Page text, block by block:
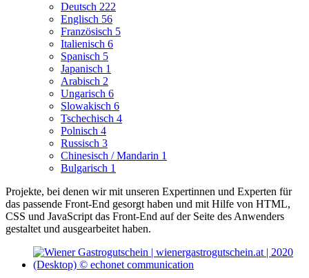
Deutsch 222
Englisch 56
Französisch 5
Italienisch 6
Spanisch 5
Japanisch 1
Arabisch 2
Ungarisch 6
Slowakisch 6
Tschechisch 4
Polnisch 4
Russisch 3
Chinesisch / Mandarin 1
Bulgarisch 1
Projekte, bei denen wir mit unseren Expertinnen und Experten für
das passende Front-End gesorgt haben und mit Hilfe von HTML,
CSS und JavaScript das Front-End auf der Seite des Anwenders
gestaltet und ausgearbeitet haben.